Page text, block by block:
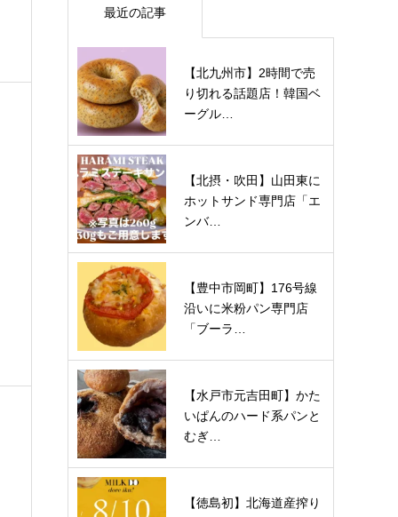
最近の記事
【北九州市】2時間で売
り切れる話題店！韓国ベ
ーグル…
【北摂・吹田】山田東に
ホットサンド専門店「エ
ンバ…
【豊中市岡町】176号線
沿いに米粉パン専門店
「ブーラ…
【水戸市元吉田町】かた
いぱんのハード系パンと
むぎ…
【徳島初】北海道産搾り